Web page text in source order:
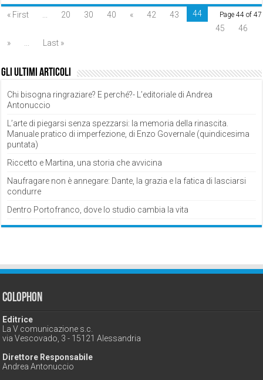
Page 44 of 47
« First 20 30 40 « 42 43
44
45
46
»
Last »
Gli ultimi articoli
Chi bisogna ringraziare? E perché?- L’editoriale di Andrea
Antonuccio
L’arte di piegarsi senza spezzarsi: la memoria della rinascita.
Manuale pratico di imperfezione, di Enzo Governale (quindicesima
puntata)
Riccetto e Martina, una storia che avvicina
Naufragare non è annegare: Dante, la grazia e la fatica di lasciarsi
condurre
Dentro Portofranco, dove lo studio cambia la vita
Colophon
Editrice
La V comunicazione s.c.
via Vescovado, 3 - 15121 Alessandria
Direttore Responsabile
Andrea Antonuccio